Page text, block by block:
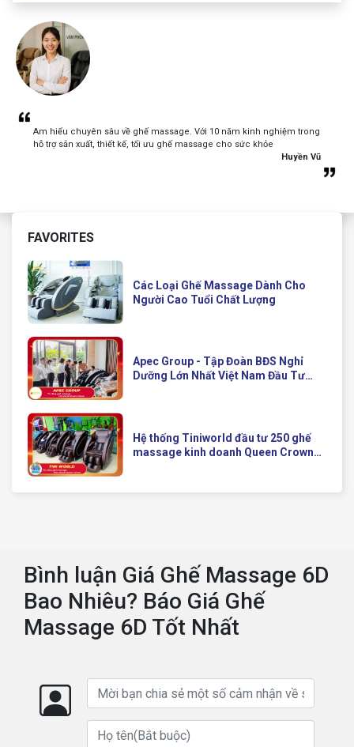
Am hiểu chuyên sâu về ghế massage. Với 10 năm kinh nghiệm trong
hỗ trợ sản xuất, thiết kế, tối ưu ghế massage cho sức khỏe
Huyền Vũ
FAVORITES
Các Loại Ghế Massage Dành Cho
Người Cao Tuổi Chất Lượng
Apec Group - Tập Đoàn BĐS Nghỉ
Dưỡng Lớn Nhất Việt Nam Đầu Tư
Hệ thống Tiniworld đầu tư 250 ghế
massage kinh doanh Queen Crown
Bình luận Giá Ghế Massage 6D
Bao Nhiêu? Báo Giá Ghế
Massage 6D Tốt Nhất